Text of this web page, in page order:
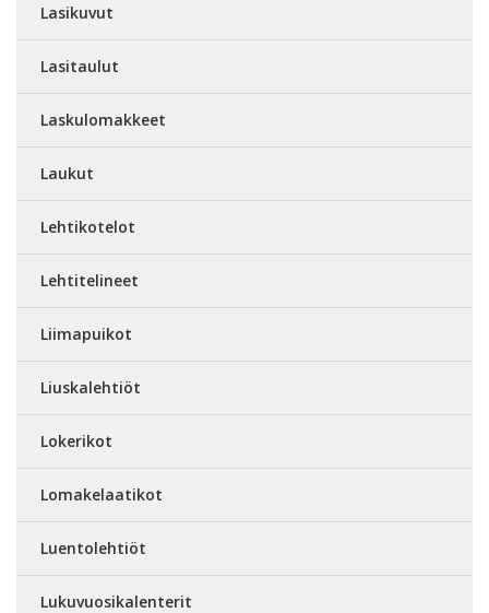
Lasikuvut
Lasitaulut
Laskulomakkeet
Laukut
Lehtikotelot
Lehtitelineet
Liimapuikot
Liuskalehtiöt
Lokerikot
Lomakelaatikot
Luentolehtiöt
Lukuvuosikalenterit